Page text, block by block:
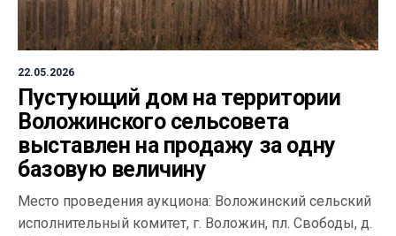
22.05.2026
Пустующий дом на территории
Воложинского сельсовета
выставлен на продажу за одну
базовую величину
Место проведения аукциона: Воложинский сельский
исполнительный комитет, г. Воложин, пл. Свободы, д.